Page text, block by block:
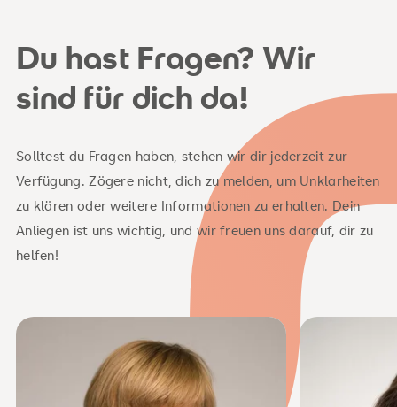
Du hast Fragen? Wir
sind für dich da!
Solltest du Fragen haben, stehen wir dir jederzeit zur
Verfügung. Zögere nicht, dich zu melden, um Unklarheiten
zu klären oder weitere Informationen zu erhalten. Dein
Anliegen ist uns wichtig, und wir freuen uns darauf, dir zu
helfen!